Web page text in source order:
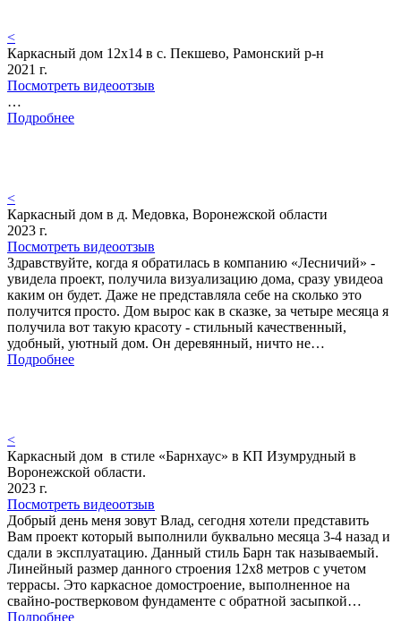
<
Каркасный дом 12х14 в с. Пекшево, Рамонский р-н
2021 г.
Посмотреть видеоотзыв
…
Подробнее
<
Каркасный дом в д. Медовка, Воронежской области
2023 г.
Посмотреть видеоотзыв
Здравствуйте, когда я обратилась в компанию «Лесничий» -
увидела проект, получила визуализацию дома, сразу увидеоа
каким он будет. Даже не представляла себе на сколько это
получится просто. Дом вырос как в сказке, за четыре месяца я
получила вот такую красоту - стильный качественный,
удобный, уютный дом. Он деревянный, ничто не…
Подробнее
<
Каркасный дом в стиле «Барнхаус» в КП Изумрудный в
Воронежской области.
2023 г.
Посмотреть видеоотзыв
Добрый день меня зовут Влад, сегодня хотели представить
Вам проект который выполнили буквально месяца 3-4 назад и
сдали в эксплуатацию. Данный стиль Барн так называемый.
Линейный размер данного строения 12х8 метров с учетом
террасы. Это каркасное домостроение, выполненное на
свайно-ростверковом фундаменте с обратной засыпкой…
Подробнее